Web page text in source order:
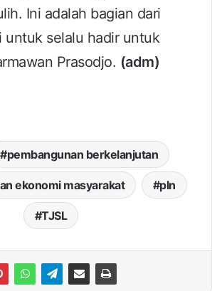
Ini adalah bagian dari
untuk selalu hadir untuk
Prasodjo. (adm)
pembangunan berkelanjutan
ekonomi masyarakat pln
TJSL